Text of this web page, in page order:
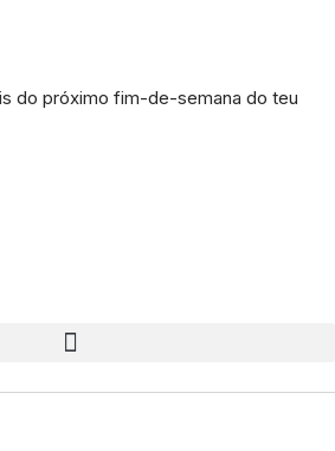
do próximo fim-de-semana do teu